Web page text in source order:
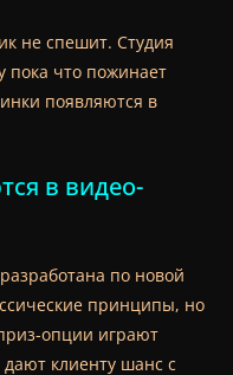
не спешит. Студия
пока что пожинает
появляются в
в видео-
по новой
принципы, но
опции играют
клиенту шанс с